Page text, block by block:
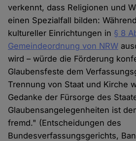
verkennt, dass Religionen und
einen Spezialfall bilden:
kultureller Einrichtungen in § 8
Gemeindeordnung von NRW
wird – würde die Förderung
Glaubensfeste dem
Trennung von Staat und Kirche
Gedanke der Fürsorge des
Glaubensangelegenheiten ist
fremd." (Entscheidungen des
Bundesverfassungsgerichts,